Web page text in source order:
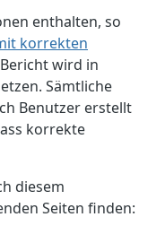
enthalten, so
korrekten
wird in
Sämtliche
Benutzer erstellt
korrekte
diesem
Seiten finden: